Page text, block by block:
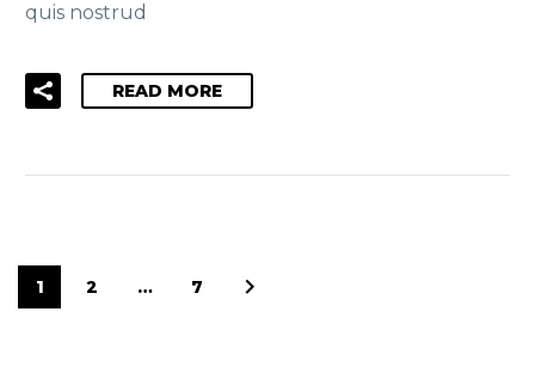
quis nostrud
READ MORE
1 2 … 7